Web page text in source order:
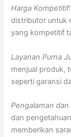
Harga Kompetitif
distributor untuk
yang kompetitif
Layanan Purna
menjual produk,
seperti garansi
Pengalaman dan
dan
memberikan